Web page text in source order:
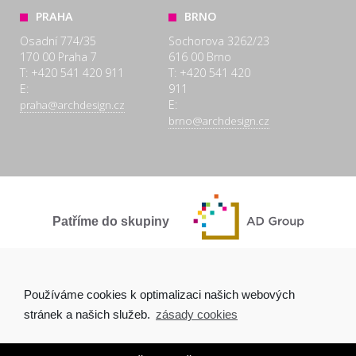
PRAHA
Osadní 774/35
170 00 Praha 7
T: +420 541 420 911
E:
praha@archdesign.cz
BRNO
Sochorova 3262/23
616 00 Brno
T: +420 541 420
911
E:
brno@archdesign.cz
Patříme do skupiny
Používáme cookies k optimalizaci našich webových
stránek a našich služeb. zásady cookies